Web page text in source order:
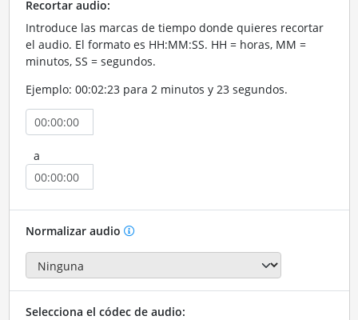
Recortar audio:
Introduce las marcas de tiempo donde quieres recortar
el audio. El formato es HH:MM:SS. HH = horas, MM =
minutos, SS = segundos.
Ejemplo: 00:02:23 para 2 minutos y 23 segundos.
a
Normalizar audio
Selecciona el códec de audio: